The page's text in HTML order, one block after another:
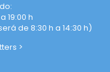
19:00 h
de 8:30 h a 14:30 h)
>